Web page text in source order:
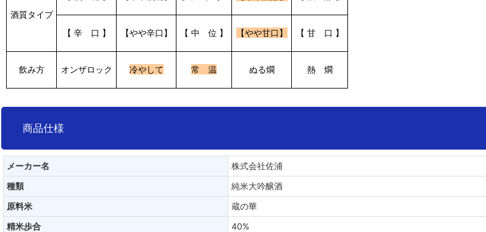
酒質タイプ
【 辛 口 】 【やや辛口】 【 中 位 】 【やや甘口】 【 甘 口 】
飲み方 オンザロック 冷やして 常 温 ぬる燗 熱 燗
商品仕様
メーカー名
株式会社佐浦
種類
純米大吟醸酒
原料米
蔵の華
精米歩合
40%